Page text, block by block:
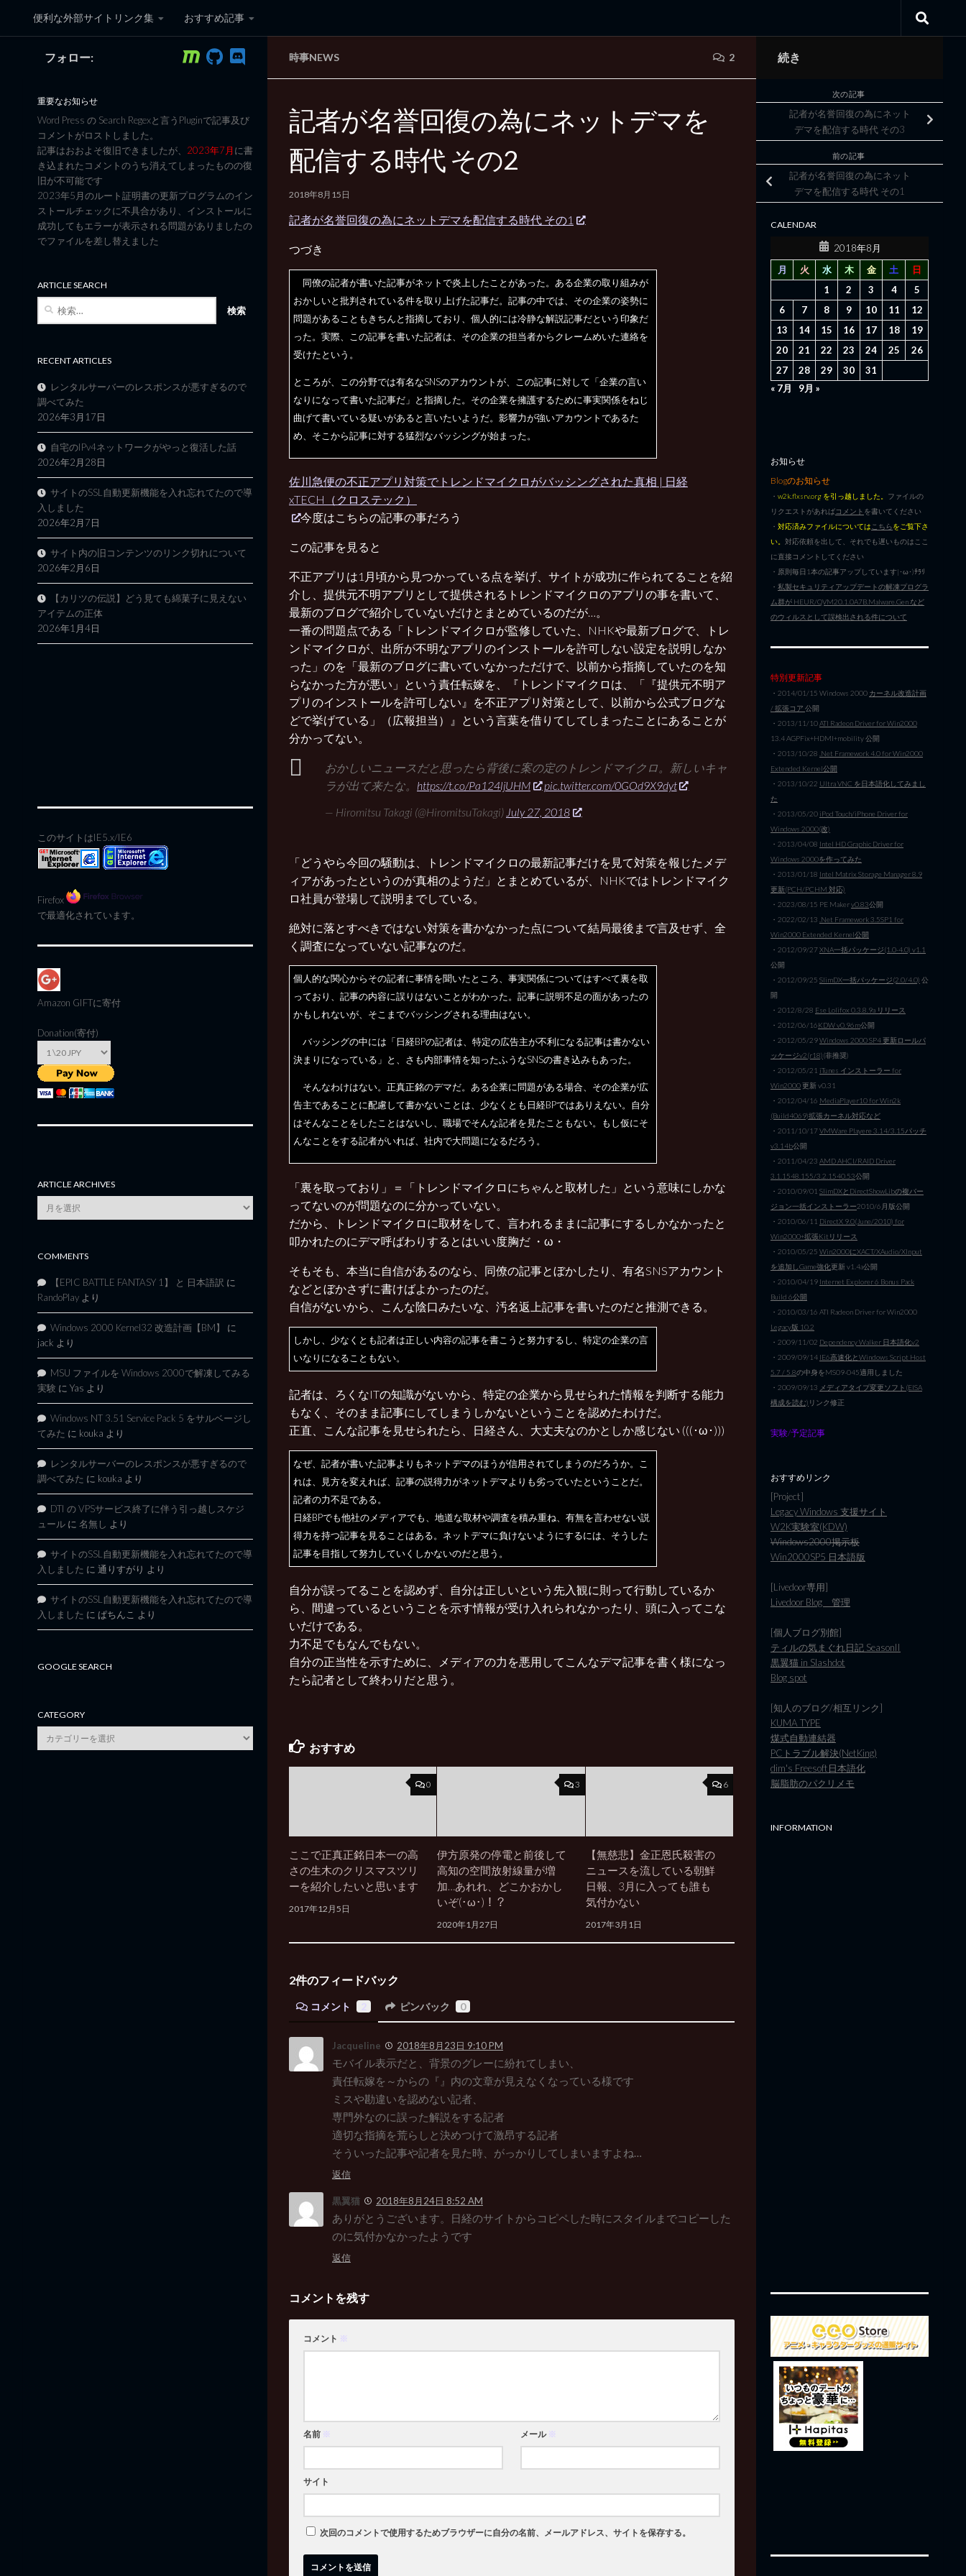
コンテンツへスキップ
便利な外部サイトリンク集 おすすめ記事
黒翼猫のコンピュータ日記 3rd Edition
時事NEWS 2
記者が名誉回復の為にネットデマを
配信する時代 その2
2018年8月15日
記者が名誉回復の為にネットデマを配信する時代 その1
つづき
同僚の記者が書いた記事がネットで炎上したことがあった。ある企業の取り組みが
おかしいと批判されている件を取り上げた記事だ。記事の中では、その企業の姿勢に
問題があることもきちんと指摘しており、個人的には冷静な解説記事だという印象だ
った。実際、この記事を書いた記者は、その企業の担当者からクレームめいた連絡を
受けたという。
ところが、この分野では有名なSNSのアカウントが、この記事に対して「企業の言い
なりになって書いた記事だ」と指摘した。その企業を擁護するために事実関係をねじ
曲げて書いている疑いがあると言いたいようだ。影響力が強いアカウントであるた
め、そこから記事に対する猛烈なバッシングが始まった。
佐川急便の不正アプリ対策でトレンドマイクロがバッシングされた真相 | 日経
xTECH（クロステック）
今度はこちらの記事の事だろう
この記事を見ると
不正アプリは1月頃から見つかっている点を挙げ、サイトが成功に作られてることを紹
介し、提供元不明アプリとして提供されるトレンドマイクロのアプリの事を書いて、
最新のブログで紹介していないだけとまとめているのだが…。
一番の問題点である「トレンドマイクロが監修していた、NHKや最新ブログで、トレ
ンドマイクロが、出所が不明なアプリのインストールを許可しない設定を説明しなか
った」のを「最新のブログに書いていなかっただけで、以前から指摘していたのを知
らなかった方が悪い」という責任転嫁を、『トレンドマイクロは、「『提供元不明ア
プリのインストールを許可しない』を不正アプリ対策として、以前から公式ブログな
どで挙げている」（広報担当）』という言葉を借りてしてしまったことにあることが
分かってない。
おかしいニュースだと思ったら背後に案の定のトレンドマイクロ。新しいキャ
ラが出て来たな。 https://t.co/Pa124ljUHM
pic.twitter.com/0GOd9X9dyt
— Hiromitsu Takagi (@HiromitsuTakagi) July 27, 2018
「どうやら今回の騒動は、トレンドマイクロの最新記事だけを見て対策を報じたメデ
ィアがあったというのが真相のようだ」とまとめているが、NHKではトレンドマイク
ロ社員が登場して説明までしている。
絶対に落とすべきではない対策を書かなかった点について結局最後まで言及せず、全
く調査になっていない記事なのだ。
個人的な関心からその記者に事情を聞いたところ、事実関係についてはすべて裏を取
っており、記事の内容に誤りはないことがわかった。記事に説明不足の面があったの
かもしれないが、そこまでバッシングされる理由はない。
バッシングの中には「日経BPの記者は、特定の広告主が不利になる記事は書かない
決まりになっている」と、さも内部事情を知ったふうなSNSの書き込みもあった。
そんなわけはない。正真正銘のデマだ。ある企業に問題がある場合、その企業が広
告主であることに配慮して書かないことは、少なくとも日経BPではありえない。自分
はそんなことをしたことはないし、職場でそんな記者を見たこともない。もし仮にそ
んなことをする記者がいれば、社内で大問題になるだろう。
「裏を取っており」＝「トレンドマイクロにちゃんと取材した」という意味にしかな
ってないのが問題なのに分かっていない。
だから、トレンドマイクロに取材をして、言われるままに記事にするしかなかったと
叩かれたのにデマ呼ばわりするとはいい度胸だ ・ω・
そもそも、本当に自信があるのなら、同僚の記事とぼかしたり、有名SNSアカウント
などとぼかさずに書けばよかったのだ。
自信がないから、こんな陰口みたいな、汚名返上記事を書いたのだと推測できる。
しかし、少なくとも記者は正しい内容の記事を書こうと努力するし、特定の企業の言
いなりになることもない。
記者は、ろくなITの知識がないから、特定の企業から見せられた情報を判断する能力
もなく、そのまま記事にしてしまうしかないということを認めたわけだ。
正直、こんな記事を見せられたら、日経さん、大丈夫なのかとしか感じない (((･ω･)))
なぜ、記者が書いた記事よりもネットデマのほうが信用されてしまうのだろうか。こ
れは、見方を変えれば、記事の説得力がネットデマよりも劣っていたということだ。
記者の力不足である。
日経BPでも他社のメディアでも、地道な取材や調査を積み重ね、有無を言わせない説
得力を持つ記事を見ることはある。ネットデマに負けないようにするには、そうした
記事を目指して努力していくしかないのだと思う。
自分が誤ってることを認めず、自分は正しいという先入観に則って行動しているか
ら、間違っているということを示す情報が受け入れられなかったり、頭に入ってこな
いだけである。
力不足でもなんでもない。
自分の正当性を示すために、メディアの力を悪用してこんなデマ記事を書く様になっ
たら記者として終わりだと思う。
おすすめ
0
ここで正真正銘日本一の高
さの生木のクリスマスツリ
ーを紹介したいと思います
2017年12月5日
3
伊方原発の停電と前後して
高知の空間放射線量が増
加…あれれ、どこかおかし
いぞ(･ω･)！？
2020年1月27日
6
【無慈悲】金正恩氏殺害の
ニュースを流している朝鮮
日報、3月に入っても誰も
気付かない
2017年3月1日
2件のフィードバック
コメント ピンバック 0
Jacqueline 2018年8月23日 9:10 PM
モバイル表示だと、背景のグレーに紛れてしまい、
責任転嫁を～からの『』内の文章が見えなくなっている様です
ミスや勘違いを認めない記者、
専門外なのに誤った解説をする記者
適切な指摘を荒らしと決めつけて激昂する記者
そういった記事や記者を見た時、がっかりしてしまいますよね…
返信
黒翼猫 2018年8月24日 8:52 AM
ありがとうございます。日経のサイトからコピペした時にスタイルまでコピーした
のに気付かなかったようです
返信
コメントを残す
コメント ※
名前 ※ メール ※
サイト
次回のコメントで使用するためブラウザーに自分の名前、メールアドレス、サイトを保存する。
フォロー:
重要なお知らせ
Word Press の Search Regexと言うPluginで記事及び
コメントがロストしました。
記事はおおよそ復旧できましたが、 2023年7月に書
き込まれたコメントのうち消えてしまったものの復
旧が不可能です
2023年5月のルート証明書の更新プログラムのイン
ストールチェックに不具合があり、インストールに
成功してもエラーが表示される問題がありましたの
でファイルを差し替えました
ARTICLE SEARCH
RECENT ARTICLES
レンタルサーバーのレスポンスが悪すぎるので
調べてみた
2026年3月17日
自宅のIPv4ネットワークがやっと復活した話
2026年2月28日
サイトのSSL自動更新機能を入れ忘れてたので導
入しました
2026年2月7日
サイト内の旧コンテンツのリンク切れについて
2026年2月6日
【カリツの伝説】どう見ても綿菓子に見えない
アイテムの正体
2026年1月4日
このサイトはIE5.x/IE6
Firefox
で最適化されています。
Amazon GIFTに寄付
Donation(寄付)
ARTICLE ARCHIVES
Article
Archives
COMMENTS
【EPIC BATTLE FANTASY 1】 と 日本語訳 に
RandoPlay より
Windows 2000 Kernel32 改造計画【BM】
に
jack より
MSU ファイルを Windows 2000で解凍してみる
実験 に Yas より
Windows NT 3.51 Service Pack 5 をサルベージし
てみた に kouka より
レンタルサーバーのレスポンスが悪すぎるので
調べてみた に kouka より
DTI の VPSサービス終了に伴う引っ越しスケジ
ュール に 名無し より
サイトのSSL自動更新機能を入れ忘れてたので導
入しました に 通りすがり より
サイトのSSL自動更新機能を入れ忘れてたので導
入しました に ぱちんこ より
GOOGLE SEARCH
CATEGORY
category
続き
次の記事
記者が名誉回復の為にネット
デマを配信する時代 その3
前の記事
記者が名誉回復の為にネット
デマを配信する時代 その1
CALENDAR
2018年8月
月
火 水 木 金 土
日
1
2 3 4
5
6
7 8 9 10 11
12
13
14 15 16 17 18
19
20
21 22 23 24 25
26
27
28 29 30
31
« 7月
9月 »
お知らせ
Blogのお知らせ
・ w2k.flxsrv.org を引っ越しました。 ファイルの
リクエストがあればコメント を書いてください
・ 対応済みファイルについては こちらをご覧下さ
い。 対応依頼を出して、それでも遅いものはここ
に直接コメントしてください
・原則毎日1本の記事アップしています|･ω･)ﾁﾗﾘ
・ 私製セキュリティアップデートの解凍プログラ
ム群が HEUR/QVM20.1.0A7B.Malware.Gen など
のウィルスとして誤検出される件について
特別更新記事
・2014/01/15 Windows 2000 カーネル改造計画
/ 拡張コア 公開
・2013/11/10ATI Radeon Driver for Win2000
13.4 AGPFix+HDMI+mobility 公開
・2013/10/28 .Net Framework 4.0 for Win2000
Extended Kernel公開
・2013/10/22 Ultra VNC を日本語化してみまし
た
・2013/05/20 iPod Touch/iPhone Driver for
Windows 2000(改)
・2013/04/08 Intel HD Graphic Driver for
Windows 2000を作ってみた
・2013/01/18 Intel Matrix Storage Manager 8.9
更新(PCH/PCHM 対応)
・2023/08/15 PE Makerv0.83公開
・2022/02/13 .Net Framework 3.5SP1 for
Win2000 Extended Kernel公開
・2012/09/27XNA一括パッケージ(1.0-4.0) v1.1
公開
・2012/09/25 SlimDX一括パッケージ(2.0/4.0) 公
開
・2012/8/28 Ese Lolifox 0.3.8.9a リリース
・2012/06/16KDW v0.96m公開
・2012/05/29Windows 2000 SP4 更新ロールパ
ッケージv2(r18)(非推奨)
・2012/05/21 iTunes インストーラー for
Win2000更新 v0.31
・2012/04/16 MediaPlayer10 for Win2k
(Build4069)拡張カーネル対応など
・2011/10/17VMWare Playere 3.14/3.15パッチ
v3.14b公開
・2011/04/23 AMD AHCI/RAID Driver
3.1.1548.155/3.2.1540.53公開
・2010/09/01 SlimDXとDirectShowLibの複バー
ジョン一括インストーラー2010/6月版公開
・2010/06/11 DirectX 9.0(June/2010) for
Win2000+拡張Kitリリース
・2010/05/25 Win2000にXACT/XAudio/XInput
を追加しGame強化更新 v1.4a公開
・2010/04/19 Internet Explorer 6 Bonus Pack
Build 6公開
・2010/03/16 ATI Radeon Driver for Win2000
Legacy版 10.2
・2009/11/02 Dependency Walker 日本語化v2
・2009/09/14 IE6高速化とWindows Script Host
5.7 / 5.8の中身をMS09-045適用しました
・2009/09/13 メディアタイプ変更ソフト(EISA
構成を読む) リンク修正
実験/予定記事
おすすめリンク
[Project]
Legacy Windows 支援サイト
W2K実験室(KDW)
Windows2000掲示板
Win2000SP5 日本語版
[Livedoor専用]
Livedoor Blog 管理
[個人ブログ別館]
ティルの気まぐれ日記 SeasonII
黒翼猫 in Slashdot
Blog spot
[知人のブログ/相互リンク]
KUMA TYPE
煤式自動連結器
PCトラブル解決(NetKing)
dim's Freesoft日本語化
脳脂肪のパクリメモ
INFORMATION